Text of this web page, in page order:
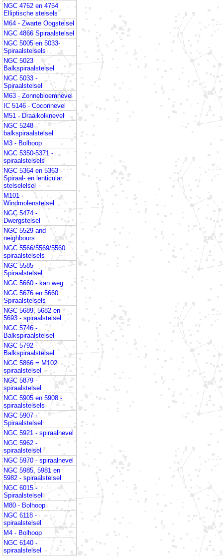
NGC 4762 en 4754
Elliptische stelsels
M64 - Zwarte Oogstelsel
NGC 4866 Spiraalstelsel
NGC 5005 en 5033-
Spiraalstelsels
NGC 5023
Balkspiraalstelsel
NGC 5033 -
Spiraalstelsel
M63 - Zonnebloemnevel
IC 5146 - Coconnevel
M51 - Draaikolknevel
NGC 5248
balkspiraalstelsel
M3 - Bolhoop
NGC 5350-5371 -
spiraalstelsels
NGC 5364 en 5363 -
Spiraal- en lenticular
stelselelsel
M101 -
Windmolenstelsel
NGC 5474 -
Dwergstelsel
NGC 5529 and
neighbours
NGC 5566/5569/5560
spiraalstelsels
NGC 5585 -
Spiraalstelsel
NGC 5660 - kan weg
NGC 5676 en 5660
Spiraalstelsels
NGC 5689, 5682 en
5693 - spiraalstelsel
NGC 5746 -
Balkspiraalstelsel
NGC 5792 -
Balkspiraalstelsel
NGC 5866 = M102
spiraalstelsel
NGC 5879 -
spiraalstelsel
NGC 5905 en 5908 -
spiraalstelsels
NGC 5907 -
Spiraalstelsel
NGC 5921 - spiraalnevel
NGC 5962 -
spiraalstelsel
NGC 5970 - spiraalnevel
NGC 5985, 5981 en
5982 - spiraalstelsel
NGC 6015 -
Spiraalstelsel
M80 - Bolhoop
NGC 6118 -
spiraalstelsel
M4 - Bolhoop
NGC 6140 -
spiraalstelsel